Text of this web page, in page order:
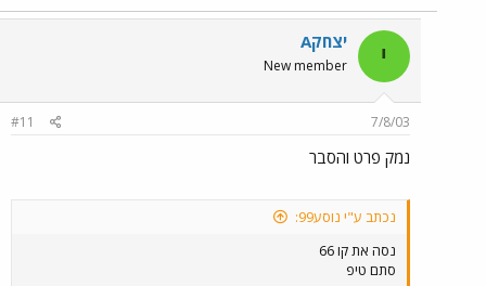
י יצחקA
New member
7/8/03
#11
נמק פרט והסבר
נכתב ע"י נוסע99:
נסה את קו 66
סתם טיפ